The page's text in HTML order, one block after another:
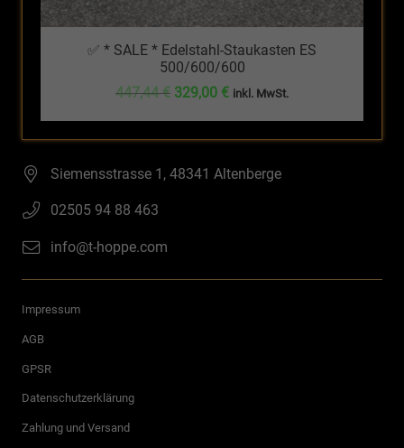
✅ * SALE * Edelstahl-Staukasten ES
500/600/600
447,44€ Ursprünglicher
war:
447,44 €
329,00 €Aktueller
ist:
329,00 €.
inkl. MwSt.
Siemensstrasse 1, 48341 Altenberge
02505 94 88 463
info@t-hoppe.com
Impressum
AGB
GPSR
Datenschutzerklärung
Zahlung und Versand